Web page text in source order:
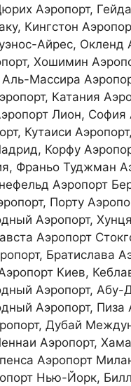
Аэропорт,
Кингстон
Айрес, Окленд
Хошимин
Массира
Катания
Лион, София
Кутаиси
Корфу
Франьо Туджман
Аэропорт
Порту
Аэропорт,
Аэропорт
Братислава
Киев,
Аэропорт, Абу-
Аэропорт, Пиза
Дубай
Аэропорт,
Аэропорт
Нью-Йорк,